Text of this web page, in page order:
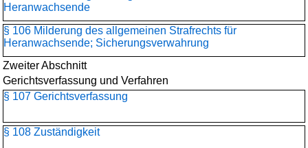
Heranwachsende
§ 106 Milderung des allgemeinen Strafrechts für
Heranwachsende; Sicherungsverwahrung
Zweiter Abschnitt
Gerichtsverfassung und Verfahren
§ 107 Gerichtsverfassung
§ 108 Zuständigkeit